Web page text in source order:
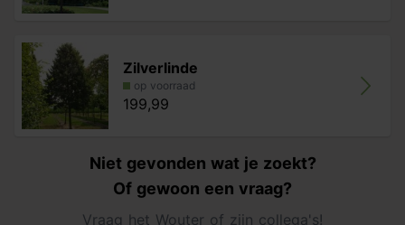
Zilverlinde
op voorraad
199,99
Niet gevonden wat je zoekt?
Of gewoon een vraag?
Vraag het Wouter of zijn collega's!